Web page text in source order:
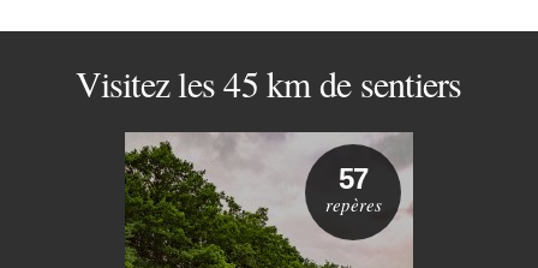
Visitez les 45 km de sentiers
57
repères